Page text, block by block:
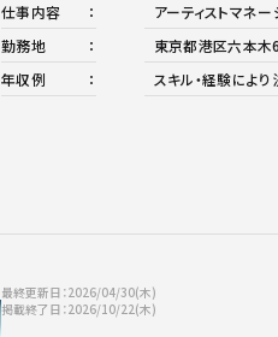
仕事内容
アーティストマネー
勤務地
東京都港区六本木
年収例
スキル・経験により
最終更新日：2026/04/30(木)
掲載終了日：2026/10/22(木)